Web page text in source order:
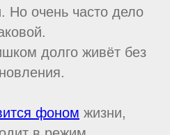
Но очень часто дело
долго живёт без
фоном жизни,